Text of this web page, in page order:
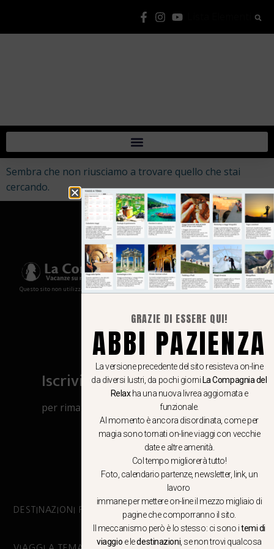
Sembra che non riusciamo a trovare quello che stai
cercando.
Questo sito non utilizza cookies e non memorizza in alcun modo le tue informazioni
Iscriviti al canale Whatsapp
per rimanere aggiornato su viaggi, eventi
e notizie!
CLICCA QUI
DESTINAZIONI PRINCIPALI
GRAZIE DI ESSERE QUI!
ABBI PAZIENZA
La versione precedente del sito resisteva on-line
da diversi lustri, da pochi giorni La Compagnia del
Relaxha una nuova livrea aggiornata e
funzionale.
Al momento è ancora disordinata, come per
magia sono tornati on-line viaggi con vecchie
date e altre amenità.
Col tempo migliorerà tutto!
Foto, calendario partenze, newsletter, link, un
lavoro
immane per mettere on-line il mezzo migliaio di
pagine che comporranno il sito.
Il meccanismo però è lo stesso: ci sono itemi di
viaggio e ledestinazioni , se non trovi qualcosa